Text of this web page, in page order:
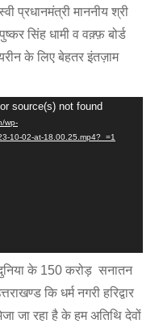
प्रधानमंत्री माननीय श्री
सिंह धामी व वक़्फ़ बोर्ड
के लिए बेहतर इंतज़ाम
source(s) not found
wp-
10-02-at-18.00.25.mp4?_=1
के 150 करोड़ सनातन
कि धर्म नगरी हरिद्वार
जा रहा है के हम अतिथि देवों